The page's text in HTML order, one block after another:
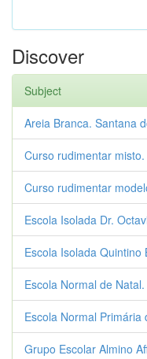
Discover
Subject
Areia Branca. Santana
Curso rudimentar
Curso rudimentar
Escola Isolada Dr.
Escola Isolada Quintino
Escola Normal de
Escola Normal Primária
Grupo Escolar Almino